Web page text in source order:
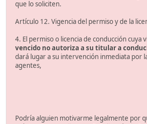
que lo soliciten.
Artículo 12. Vigencia del permiso y de la
4. El permiso o licencia de conducción cuya
vencido no autoriza a su titular a
dará lugar a su intervención inmediata por
agentes,
Podría alguien motivarme legalmente por